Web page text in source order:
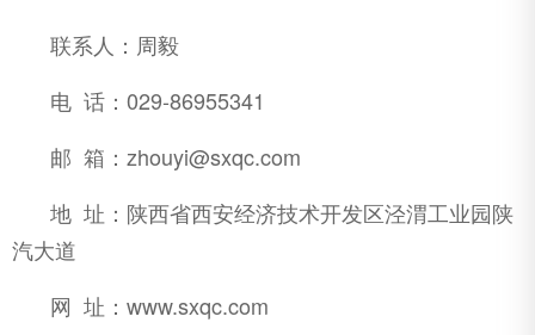
联系人：周毅
电 话：029-86955341
邮 箱：zhouyi@sxqc.com
地 址：陕西省西安经济技术开发区泾渭工业园陕
汽大道
网 址：www.sxqc.com